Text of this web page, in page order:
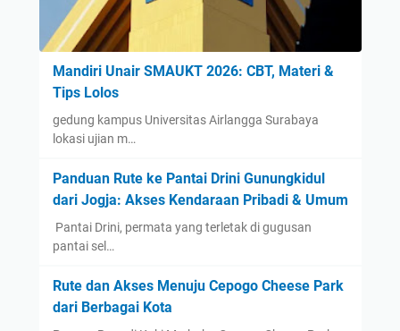
Mandiri Unair SMAUKT 2026: CBT, Materi &
Tips Lolos
gedung kampus Universitas Airlangga Surabaya
lokasi ujian m…
Panduan Rute ke Pantai Drini Gunungkidul
dari Jogja: Akses Kendaraan Pribadi & Umum
​ Pantai Drini, permata yang terletak di gugusan
pantai sel…
Rute dan Akses Menuju Cepogo Cheese Park
dari Berbagai Kota